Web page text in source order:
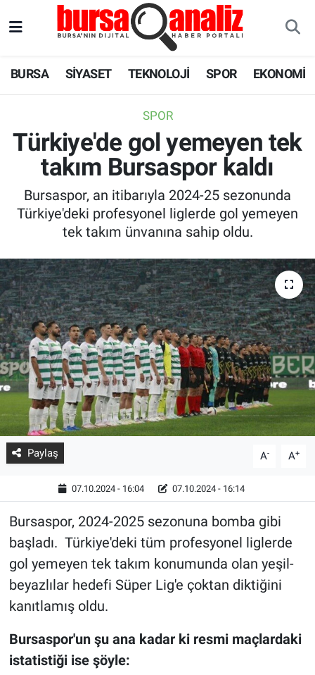
BURSA SİYASET TEKNOLOJİ SPOR EKONOMİ
SPOR
Türkiye'de gol yemeyen tek
takım Bursaspor kaldı
Bursaspor, an itibarıyla 2024-25 sezonunda
Türkiye'deki profesyonel liglerde gol yemeyen
tek takım ünvanına sahip oldu.
Paylaş A- A+
07.10.2024 - 16:04 07.10.2024 - 16:14
Bursaspor, 2024-2025 sezonuna bomba gibi
başladı. Türkiye'deki tüm profesyonel liglerde
gol yemeyen tek takım konumunda olan yeşil-
beyazlılar hedefi Süper Lig'e çoktan diktiğini
kanıtlamış oldu.
Bursaspor'un şu ana kadar ki resmi maçlardaki
istatistiği ise şöyle:
SPOR
EKONOMİ
SAĞLIK
ASTROLOJİ
BLOG
Süper Lig Puan Durumu ve Fikstür
Tüm Manşetler
Son Dakika Haberleri
Haber Arşivi